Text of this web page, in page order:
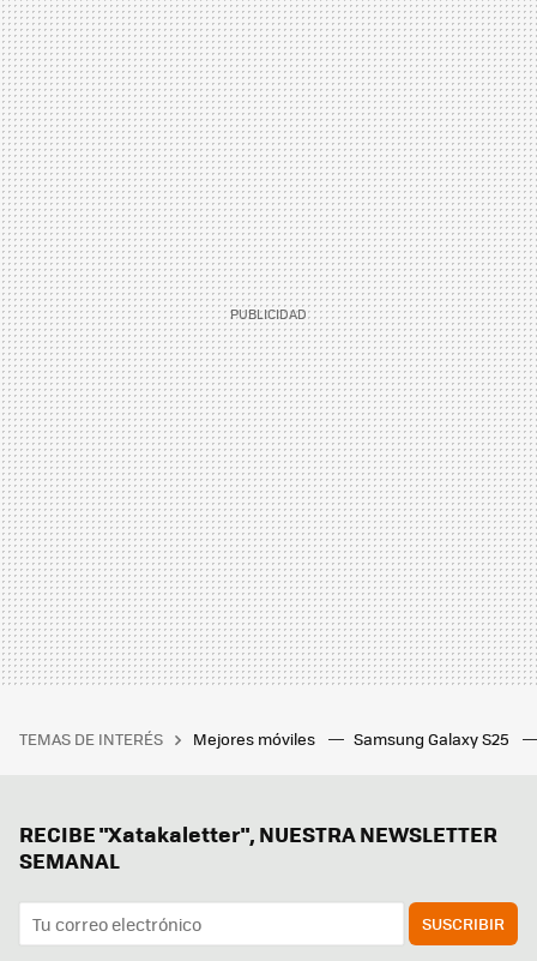
TEMAS DE INTERÉS Mejores móviles Samsung Galaxy S25
RECIBE "Xatakaletter", NUESTRA NEWSLETTER
SEMANAL
SUSCRIBIR